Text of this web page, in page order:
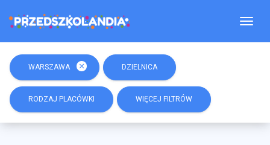
WARSZAWA close DZIELNICA
RODZAJ PLACÓWKI WIĘCEJ FILTRÓW